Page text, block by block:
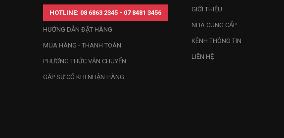
HOTLINE: 08 6863 2345 - 07 8481 3456
HƯỚNG DẪN ĐẶT HÀNG
MUA HÀNG - THANH TOÁN
PHƯƠNG THỨC VẬN CHUYỂN
GẶP SỰ CỐ KHI NHẬN HÀNG
GIỚI THIỆU
NHÀ CUNG CẤP
KÊNH THÔNG TIN
LIÊN HỆ